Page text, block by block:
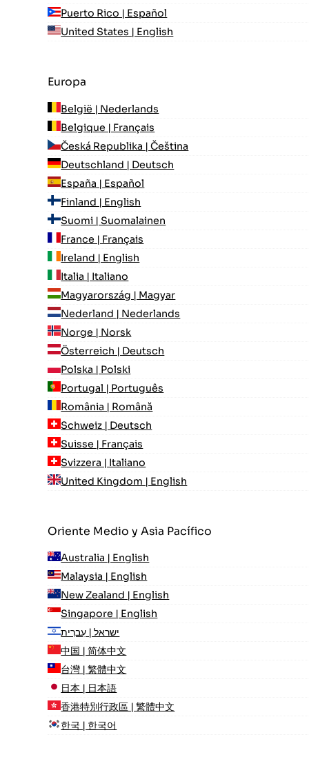
Puerto Rico | Español
United States | English
Europa
België | Nederlands
Belgique | Français
Česká Republika | Čeština
Deutschland | Deutsch
España | Español
Finland | English
Suomi | Suomalainen
France | Français
Ireland | English
Italia | Italiano
Magyarország | Magyar
Nederland | Nederlands
Norge | Norsk
Österreich | Deutsch
Polska | Polski
Portugal | Português
România | Română
Schweiz | Deutsch
Suisse | Français
Svizzera | Italiano
United Kingdom | English
Oriente Medio y Asia Pacífico
Australia | English
Malaysia | English
New Zealand | English
Singapore | English
ישראל | עִברִית
中国 | 简体中文
台灣 | 繁體中文
日本 | 日本語
香港特別行政區 | 繁體中文
한국 | 한국어